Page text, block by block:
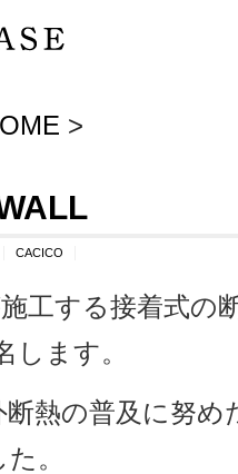
>
CACICO
工する接着式の
します。
断熱の普及に努
。